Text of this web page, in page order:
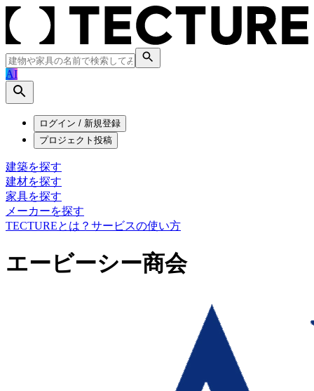
AI
ログイン / 新規登録
プロジェクト投稿
建築を探す
建材を探す
家具を探す
メーカーを探す
TECTUREとは？ サービスの使い方
エービーシー商会